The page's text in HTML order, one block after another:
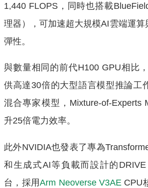
1,440 FLOPS，同時也搭載
理器），可加速超大規模AI雲端運算
彈性。
與數量相同的前代H100 GPU相比
供高達30倍的大型語言模型推論工
混合專家模型，Mixture-of-Experts
升25倍電力效率。
此外NVIDIA也發表了專為
和生成式AI等負載而設計的
台，採用Arm Neoverse V3AE CPU